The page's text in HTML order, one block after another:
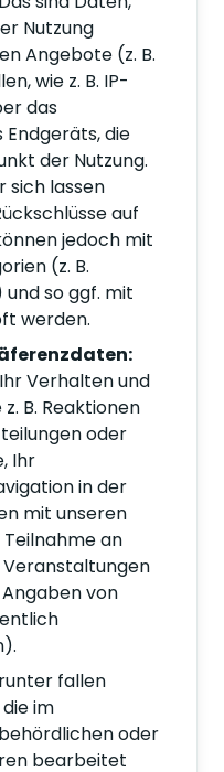
Nutzung
Angebote (z. B.
wie z. B. IP-
das
die
der Nutzung.
sich lassen
auf
jedoch mit
(z. B.
so ggf. mit
werden.
Verhalten und
B. Reaktionen
oder
Ihr
in der
mit unseren
Teilnahme an
von
fallen
im
oder
bearbeitet